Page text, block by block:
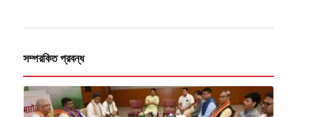
সম্পরকিত প্রবন্ধ